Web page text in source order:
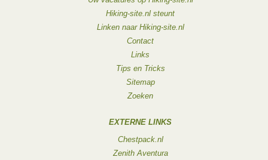
Hiking-site.nl steunt
Linken naar Hiking-site.nl
Contact
Links
Tips en Tricks
Sitemap
Zoeken
EXTERNE LINKS
Chestpack.nl
Zenith Aventura